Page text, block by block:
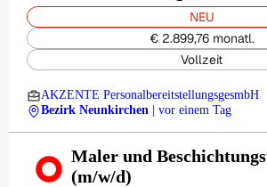
NEU
€ 2.899,76 monatl.
Vollzeit
AKZENTE PersonalbereitstellungsgesmbH
Bezirk Neunkirchen
| vor einem Tag
Maler und
(m/w/d)